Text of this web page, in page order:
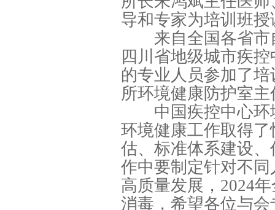
导和专家为培训班授
来自全国各省市
四川省地级城市疾
的专业人员参加了
所环境健康防护室
中国疾控中心环
环境健康工作取得
估、标准体系建设
作中要制定针对不
高质量发展，2024
消毒，希望各位与